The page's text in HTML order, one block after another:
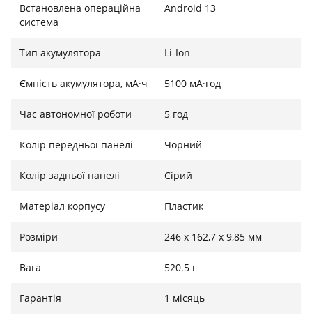
Встановлена ​​операційна
система
Android 13
Тип акумулятора Li-Ion
Ємність акумулятора, мА·ч 5100 мА·год
Час автономної роботи 5 год
Колір передньої панелі Чорний
Колір задньої панелі Сірий
Матеріал корпусу Пластик
Розміри 246 х 162,7 х 9,85 мм
Вага 520.5 г
Гарантія 1 місяць